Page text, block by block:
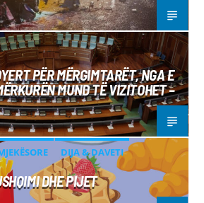
PËR MËRGIMTARËT, NGA E
MUND TË VIZITOHET –
DIJA & DAVETI
DHE PIJET